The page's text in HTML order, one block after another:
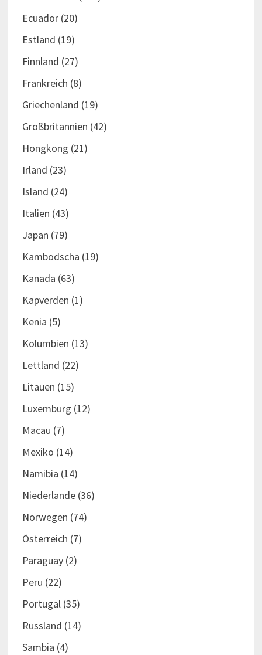
Ecuador(20)
Estland (19)
Finnland (27)
Frankreich (8)
Griechenland (19)
Großbritannien (42)
Hongkong (21)
Irland (23)
Island (24)
Italien (43)
Japan (79)
Kambodscha (19)
Kanada (63)
Kapverden (1)
Kenia (5)
Kolumbien (13)
Lettland (22)
Litauen (15)
Luxemburg (12)
Macau (7)
Mexiko (14)
Namibia (14)
Niederlande(36)
Norwegen (74)
Österreich (7)
Paraguay(2)
Peru (22)
Portugal(35)
Russland (14)
Sambia (4)